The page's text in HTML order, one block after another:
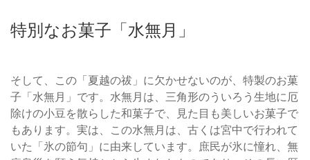
特別なお菓子「水無月」
そして、この「夏越の祓」に欠かせないのが、特製のお菓
子「水無月」です。水無月は、三角形のういろう生地に厄
除けの小豆を散らした和菓子で、見た目も美しいお菓子で
もあります。実は、この水無月は、古くは宮中で行われて
いた「氷の節句」に由来しています。庶民が氷に憧れ、無